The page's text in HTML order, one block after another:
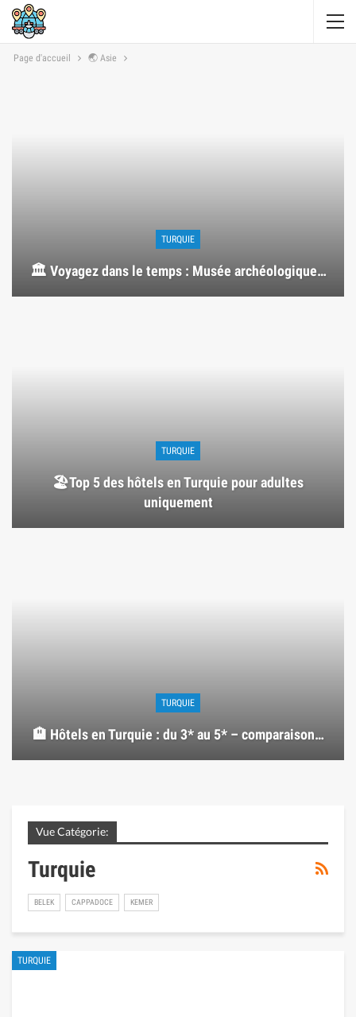
Page d'accueil 🌏 Asie
TURQUIE
🏛️ Voyagez dans le temps : Musée archéologique…
TURQUIE
🏖️Top 5 des hôtels en Turquie pour adultes
uniquement
TURQUIE
🏨 Hôtels en Turquie : du 3* au 5* – comparaison…
Vue Catégorie:
Turquie
BELEK CAPPADOCE KEMER
TURQUIE